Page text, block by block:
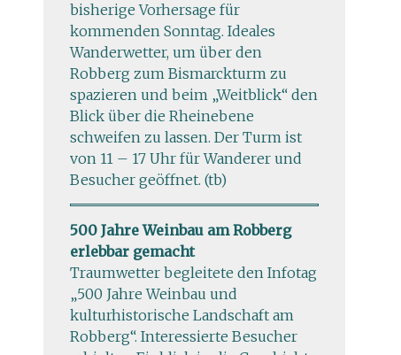
bisherige Vorhersage für
kommenden Sonntag. Ideales
Wanderwetter, um über den
Robberg zum Bismarckturm zu
spazieren und beim „Weitblick“ den
Blick über die Rheinebene
schweifen zu lassen. Der Turm ist
von 11 – 17 Uhr für Wanderer und
Besucher geöffnet. (tb)
500 Jahre Weinbau am Robberg
erlebbar gemacht
Traumwetter begleitete den Infotag
„500 Jahre Weinbau und
kulturhistorische Landschaft am
Robberg“. Interessierte Besucher